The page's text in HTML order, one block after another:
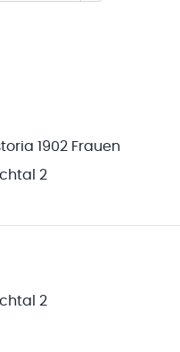
1902 Frauen
2
2